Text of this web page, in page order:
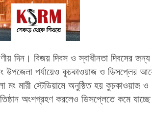
দিন। বিজয় দিবস ও স্বাধীনতা দিবসের
উপজেলা পর্যায়েও কুচকাওয়াজ ও ডিসপ্লের
মং মারী স্টেডিয়ামে অনুষ্ঠিত হয় কুচকাওয়াজ ও
অংশগ্রহণ করলেও ডিসপ্লেতে কমে যাচ্ছে